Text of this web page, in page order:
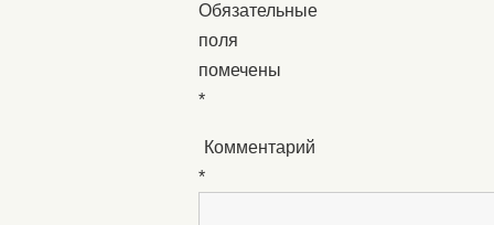
Обязательные
поля
помечены
*
Комментарий
*